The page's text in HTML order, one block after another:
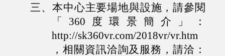
三、本中心主要場地與設施，請參閱
「360度環景簡介」：
http://sk360vr.com/2018vr/vr.htm
，相關資訊洽詢及服務，請洽：